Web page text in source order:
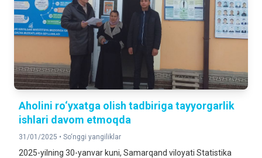
Aholini ro‘yxatga olish tadbiriga tayyorgarlik
ishlari davom etmoqda
31/01/2025 • So‘nggi yangiliklar
2025-yilning 30-yanvar kuni, Samarqand viloyati Statistika